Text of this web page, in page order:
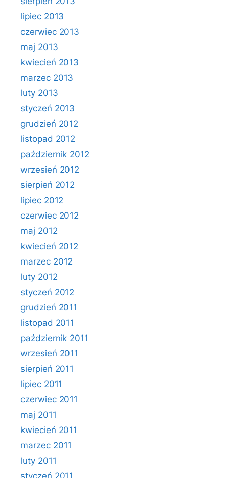
lipiec 2013
czerwiec 2013
maj 2013
kwiecień 2013
marzec 2013
luty 2013
styczeń 2013
grudzień 2012
listopad 2012
październik 2012
wrzesień 2012
sierpień 2012
lipiec 2012
czerwiec 2012
maj 2012
kwiecień 2012
marzec 2012
luty 2012
styczeń 2012
grudzień 2011
listopad 2011
październik 2011
wrzesień 2011
sierpień 2011
lipiec 2011
czerwiec 2011
maj 2011
kwiecień 2011
marzec 2011
luty 2011
styczeń 2011